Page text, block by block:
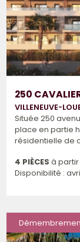
250
VILLENEUVE-
Située 250
place en partie
résidentielle de
4 PIÈCES à
Disponibilité :